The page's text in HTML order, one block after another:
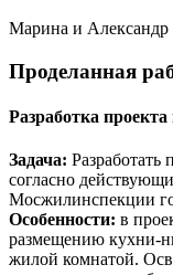
Марина и Александр
Проделанная
Разработка
Задача: Разработать
согласно
Мосжилинспекции
Особенности: в
размещению кухни-
жилой комнатой.